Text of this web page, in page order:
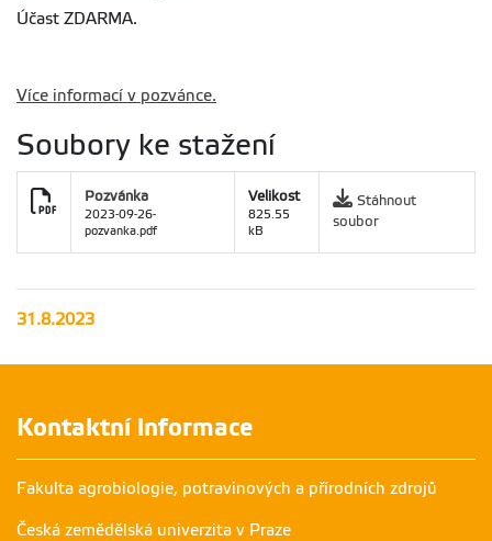
Účast ZDARMA.
Více informací v pozvánce.
Soubory ke stažení
Pozvánka
2023-09-26-
pozvanka.pdf
Velikost
825.55
kB
Stáhnout
soubor
31.8.2023
Kontaktní informace
Fakulta agrobiologie, potravinových a přírodních zdrojů
Česká zemědělská univerzita v Praze